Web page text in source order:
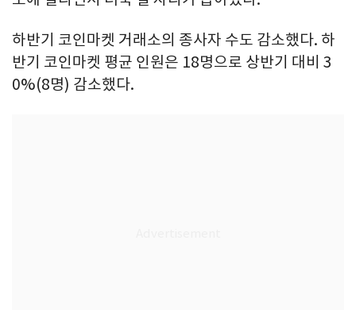
하반기 코인마켓 거래소의 종사자 수도 감소했다. 하
반기 코인마켓 평균 인원은 18명으로 상반기 대비 3
0%(8명) 감소했다.